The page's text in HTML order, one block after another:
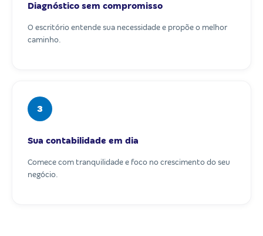
Diagnóstico sem compromisso
O escritório entende sua necessidade e propõe o melhor
caminho.
3
Sua contabilidade em dia
Comece com tranquilidade e foco no crescimento do seu
negócio.